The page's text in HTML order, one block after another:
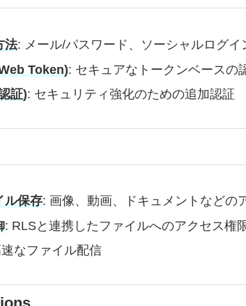
法: メール/パスワード、ソーシャルログ
Token): セキュアなトークンベースの
証): セキュリティ強化のための追加認証
ル保存: 画像、動画、ドキュメントなどの
: RLSと連携したファイルへのアクセス権
なファイル配信